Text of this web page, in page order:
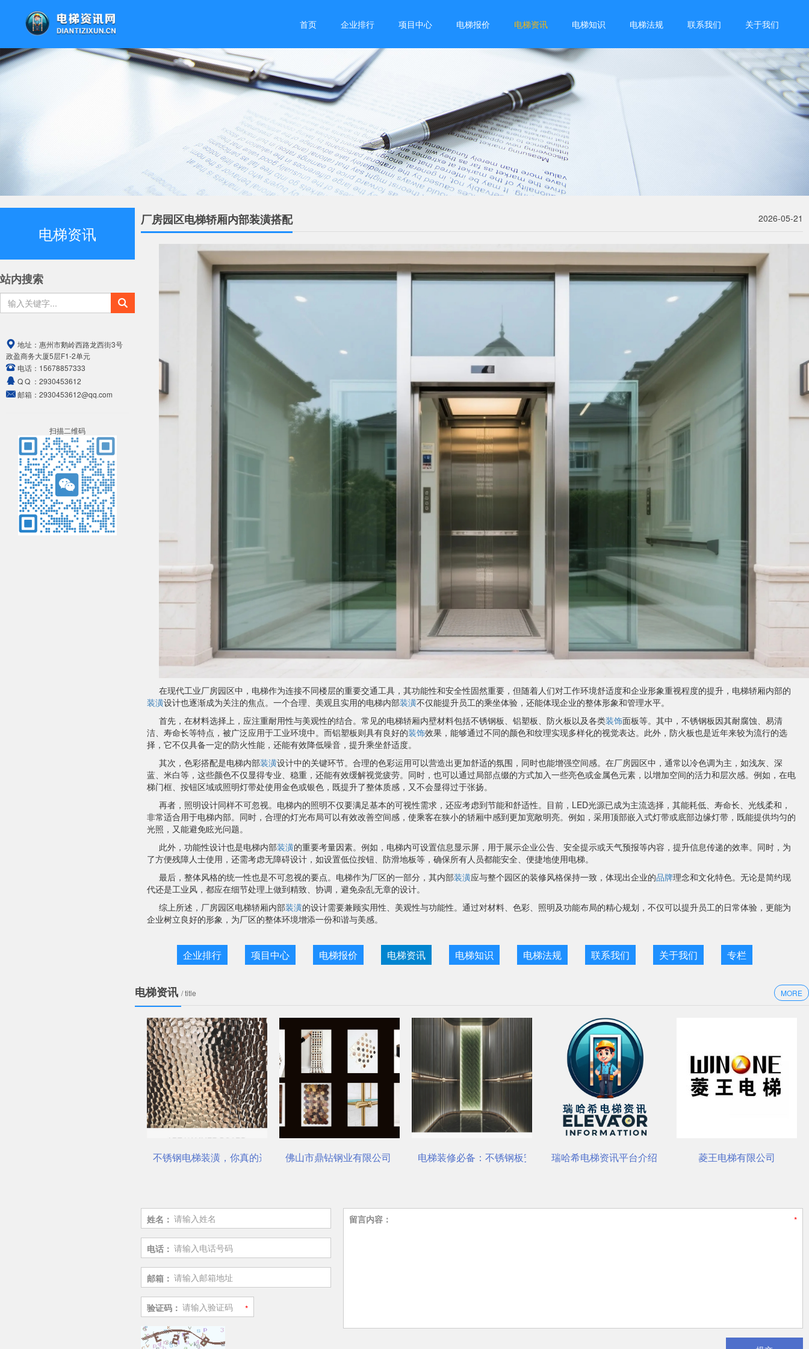
首页 企业排行 项目中心 电梯报价 电梯资讯 电梯知识 电梯法规 联系我们 关于我们
电梯资讯
站内搜索
地址： 惠州市鹅岭西路龙西街3号
政盈商务大厦5层F1-2单元
电话： 15678857333
Q Q ： 2930453612
邮箱： 2930453612@qq.com
扫描二维码
厂房园区电梯轿厢内部装潢搭配 2026-05-21
在现代工业厂房园区中，电梯作为连接不同楼层的重要交通工具，其功能性和安全性固然重要，但随着人们对工作环境舒适度和企业形象重视程度的提升，电梯轿厢内部的
装潢设计也逐渐成为关注的焦点。一个合理、美观且实用的电梯内部装潢不仅能提升员工的乘坐体验，还能体现企业的整体形象和管理水平。
首先，在材料选择上，应注重耐用性与美观性的结合。常见的电梯轿厢内壁材料包括不锈钢板、铝塑板、防火板以及各类装饰面板等。其中，不锈钢板因其耐腐蚀、易清
洁、寿命长等特点，被广泛应用于工业环境中。而铝塑板则具有良好的装饰效果，能够通过不同的颜色和纹理实现多样化的视觉表达。此外，防火板也是近年来较为流行的选
择，它不仅具备一定的防火性能，还能有效降低噪音，提升乘坐舒适度。
其次，色彩搭配是电梯内部装潢设计中的关键环节。合理的色彩运用可以营造出更加舒适的氛围，同时也能增强空间感。在厂房园区中，通常以冷色调为主，如浅灰、深
蓝、米白等，这些颜色不仅显得专业、稳重，还能有效缓解视觉疲劳。同时，也可以通过局部点缀的方式加入一些亮色或金属色元素，以增加空间的活力和层次感。例如，在电
梯门框、按钮区域或照明灯带处使用金色或银色，既提升了整体质感，又不会显得过于张扬。
再者，照明设计同样不可忽视。电梯内的照明不仅要满足基本的可视性需求，还应考虑到节能和舒适性。目前，LED光源已成为主流选择，其能耗低、寿命长、光线柔和，
非常适合用于电梯内部。同时，合理的灯光布局可以有效改善空间感，使乘客在狭小的轿厢中感到更加宽敞明亮。例如，采用顶部嵌入式灯带或底部边缘灯带，既能提供均匀的
光照，又能避免眩光问题。
此外，功能性设计也是电梯内部装潢的重要考量因素。例如，电梯内可设置信息显示屏，用于展示企业公告、安全提示或天气预报等内容，提升信息传递的效率。同时，为
了方便残障人士使用，还需考虑无障碍设计，如设置低位按钮、防滑地板等，确保所有人员都能安全、便捷地使用电梯。
最后，整体风格的统一性也是不可忽视的要点。电梯作为厂区的一部分，其内部装潢应与整个园区的装修风格保持一致，体现出企业的品牌理念和文化特色。无论是简约现
代还是工业风，都应在细节处理上做到精致、协调，避免杂乱无章的设计。
综上所述，厂房园区电梯轿厢内部装潢的设计需要兼顾实用性、美观性与功能性。通过对材料、色彩、照明及功能布局的精心规划，不仅可以提升员工的日常体验，更能为
企业树立良好的形象，为厂区的整体环境增添一份和谐与美感。
企业排行 项目中心 电梯报价 电梯资讯 电梯知识 电梯法规 联系我们 关于我们 专栏
电梯资讯 / title MORE
不锈钢电梯装潢，你真的选对了吗？佛山市鼎钻钢业有限公司，一站式选材中心 | 电梯装饰
电梯装修必备：不锈钢板安装与养护要点瑞哈希电梯资讯平台介绍 菱王电梯有限公司 杭州西奥电梯有限公司
姓名：
电话：
邮箱：
验证码：
留言内容：